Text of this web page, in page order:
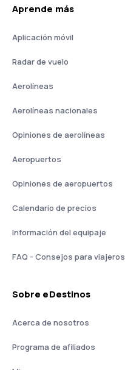
Aprende más
Aplicación móvil
Radar de vuelo
Aerolíneas
Aerolíneas nacionales
Opiniones de aerolíneas
Aeropuertos
Opiniones de aeropuertos
Calendario de precios
Información del equipaje
FAQ - Consejos para viajeros
Sobre eDestinos
Acerca de nosotros
Programa de afiliados